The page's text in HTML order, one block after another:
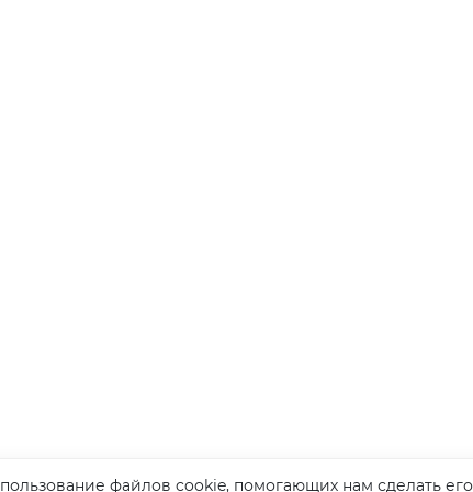
файлов cookie, помогающих нам сделать